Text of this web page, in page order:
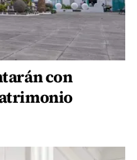
con